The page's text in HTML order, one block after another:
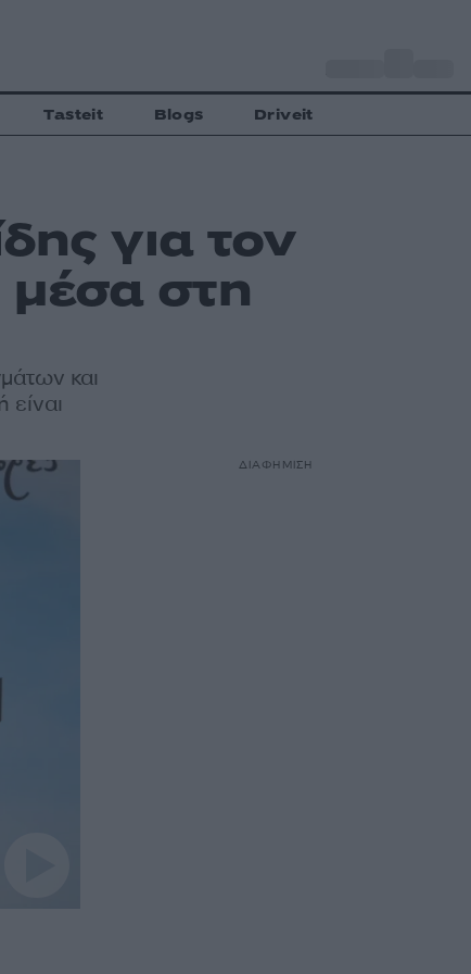
Tasteit Blogs Driveit
για τον
μέσα στη
και
ΔΙΑΦΗΜΙΣΗ